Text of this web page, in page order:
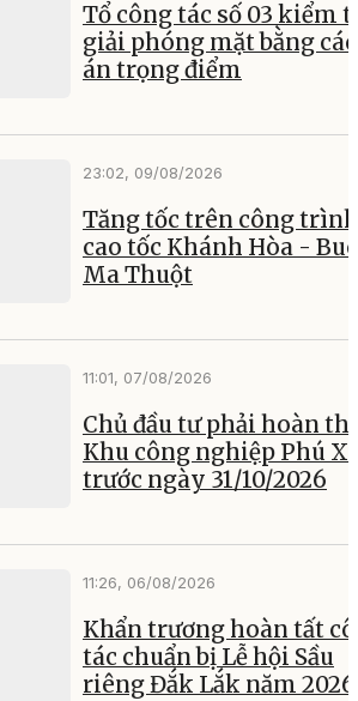
Tổ công tác số 03 kiểm
giải phóng mặt bằng
án trọng điểm
23:02, 09/08/2026
Tăng tốc trên công trình
cao tốc Khánh Hòa -
Ma Thuột
11:01, 07/08/2026
Chủ đầu tư phải hoàn
Khu công nghiệp Phú
trước ngày 31/10/2026
11:26, 06/08/2026
Khẩn trương hoàn tất
tác chuẩn bị Lễ hội Sầu
riêng Đắk Lắk năm 2026